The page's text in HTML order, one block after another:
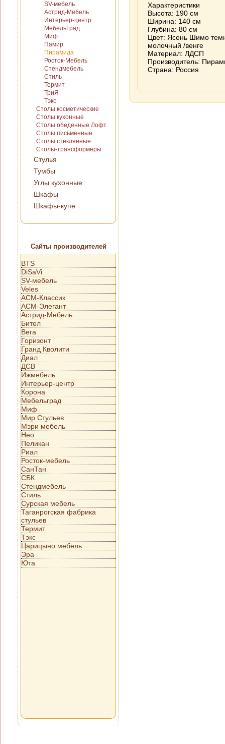
SV-мебель
Астрид-Мебель
Интерьер-центр
МебельГрад
Миф
Памир
Пирамида
Росток-Мебель
Стендмебель
Стиль
Термит
ТриЯ
Тэкс
Столы косметические
Столы кухонные
Столы обеденные Лофт
Столы письменные
Столы стеклянные
Столы-трансформеры
Стулья
Тумбы
Углы кухонные
Шкафы
Шкафы-купе
Сайты производителей
BTS
DiSaVi
SV-мебель
Veles
АСМ-Классик
АСМ-Элегант
Астрид-Мебель
Бител
Вега
Горизонт
Гранд Кволити
Диал
ДСВ
Ижмебель
Интерьер-центр
Корона
Мебельград
Миф
Мир Стульев
Мэри мебель
Нео
Пеликан
Риал
Росток-мебель
СанТан
СБК
Стендмебель
Стиль
Сурская мебель
Таганрогская фабрика
стульев
Термит
Тэкс
Царицыно мебель
Эра
Юта
Характеристики
Высота: 190 см
Ширина: 140 см
Глубина: 80 см
Цвет: Ясень Шимо
молочный /венге
Материал: ЛДСП
Производитель:
Страна: Россия